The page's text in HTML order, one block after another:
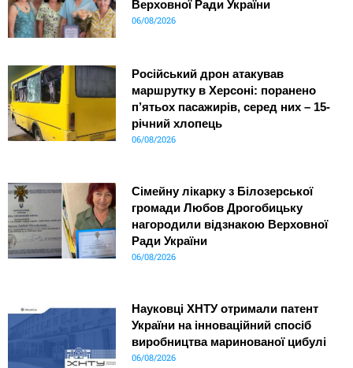
Верховної Ради України
06/08/2026
Російський дрон атакував
маршрутку в Херсоні: поранено
п’ятьох пасажирів, серед них – 15-
річний хлопець
06/08/2026
Сімейну лікарку з Білозерської
громади Любов Дрогобицьку
нагородили відзнакою Верховної
Ради України
06/08/2026
Науковці ХНТУ отримали патент
України на інноваційний спосіб
виробництва маринованої цибулі
06/08/2026